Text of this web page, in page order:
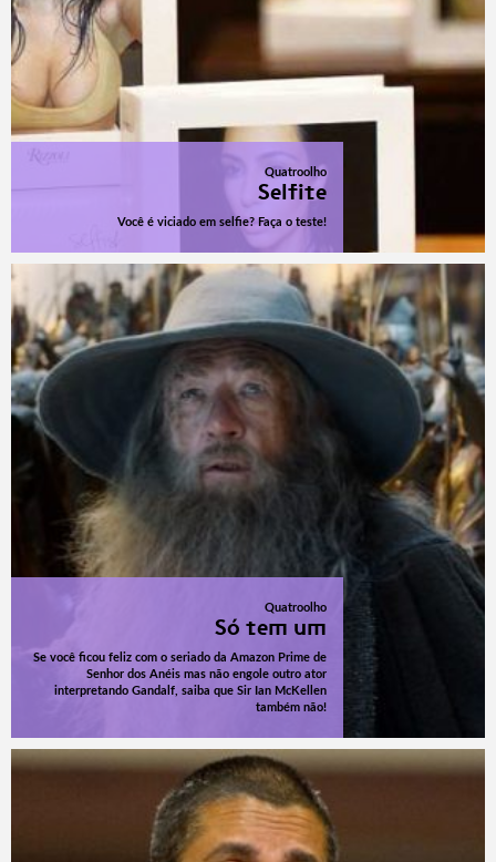
Quatroolho
Selfite
Você é viciado em selfie? Faça o teste!
Quatroolho
Só tem um
Se você ficou feliz com o seriado da Amazon Prime de
Senhor dos Anéis mas não engole outro ator
interpretando Gandalf, saiba que Sir Ian McKellen
também não!